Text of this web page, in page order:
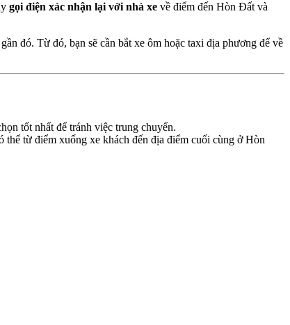
gọi điện xác nhận lại với nhà xe về điểm đến Hòn Đất và
đó. Từ đó, bạn sẽ cần bắt xe ôm hoặc taxi địa phương để về
tốt nhất để tránh việc trung chuyển.
từ điểm xuống xe khách đến địa điểm cuối cùng ở Hòn